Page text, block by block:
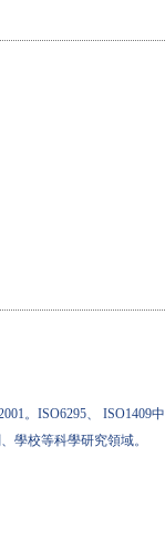
。ISO6295、 ISO1409中
學校等科學研究領域。